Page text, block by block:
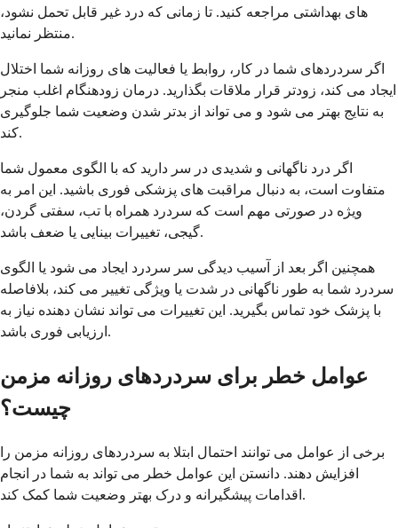
های بهداشتی مراجعه کنید. تا زمانی که درد غیر قابل تحمل نشود،
منتظر نمانید.
اگر سردردهای شما در کار، روابط یا فعالیت های روزانه شما اختلال
ایجاد می کند، زودتر قرار ملاقات بگذارید. درمان زودهنگام اغلب منجر
به نتایج بهتر می شود و می تواند از بدتر شدن وضعیت شما جلوگیری
کند.
اگر درد ناگهانی و شدیدی در سر دارید که با الگوی معمول شما
متفاوت است، به دنبال مراقبت های پزشکی فوری باشید. این امر به
ویژه در صورتی مهم است که سردرد همراه با تب، سفتی گردن،
گیجی، تغییرات بینایی یا ضعف باشد.
همچنین اگر بعد از آسیب دیدگی سر سردرد ایجاد می شود یا الگوی
سردرد شما به طور ناگهانی در شدت یا ویژگی تغییر می کند، بلافاصله
با پزشک خود تماس بگیرید. این تغییرات می تواند نشان دهنده نیاز به
ارزیابی فوری باشد.
عوامل خطر برای سردردهای روزانه مزمن
چیست؟
برخی از عوامل می توانند احتمال ابتلا به سردردهای روزانه مزمن را
افزایش دهند. دانستن این عوامل خطر می تواند به شما در انجام
اقدامات پیشگیرانه و درک بهتر وضعیت شما کمک کند.